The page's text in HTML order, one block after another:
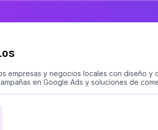
empresas y negocios locales con diseño
en Google Ads y soluciones de